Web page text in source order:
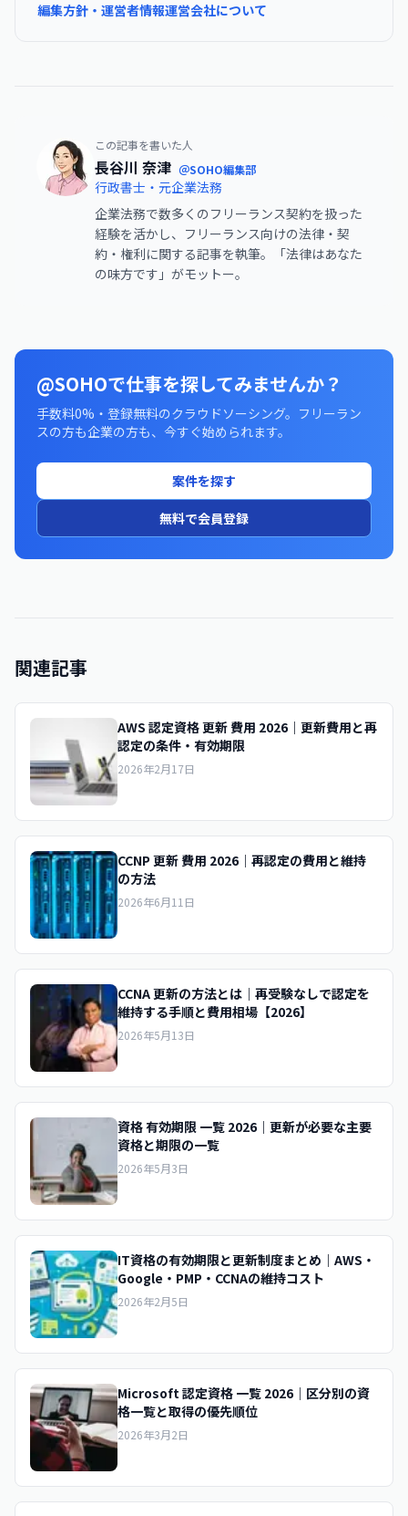
編集方針・運営者情報運営会社について
この記事を書いた人
長谷川 奈津 ＠SOHO編集部
行政書士・元企業法務
企業法務で数多くのフリーランス契約を扱った
経験を活かし、フリーランス向けの法律・契
約・権利に関する記事を執筆。「法律はあなた
の味方です」がモットー。
@SOHOで仕事を探してみませんか？
手数料0%・登録無料のクラウドソーシング。フリーラン
スの方も企業の方も、今すぐ始められます。
案件を探す
無料で会員登録
関連記事
AWS 認定資格 更新 費用 2026｜更新費用と再
認定の条件・有効期限
2026年2月17日
CCNP 更新 費用 2026｜再認定の費用と維持
の方法
2026年6月11日
CCNA 更新の方法とは｜再受験なしで認定を
維持する手順と費用相場【2026】
2026年5月13日
資格 有効期限 一覧 2026｜更新が必要な主要
資格と期限の一覧
2026年5月3日
IT資格の有効期限と更新制度まとめ｜AWS・
Google・PMP・CCNAの維持コスト
2026年2月5日
Microsoft 認定資格 一覧 2026｜区分別の資
格一覧と取得の優先順位
2026年3月2日